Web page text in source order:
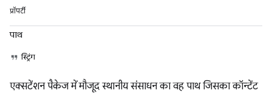
प्रॉपर्टी
पाथ
स्ट्रिंग
एक्सटेंशन पैकेज में मौजूद स्थानीय संसाधन का वह पाथ जिसका कॉन्टेंट